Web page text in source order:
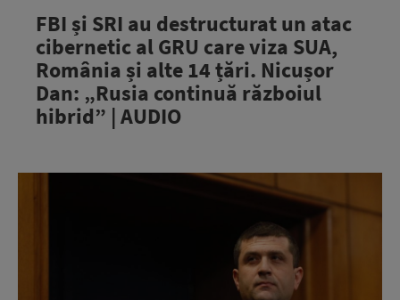
FBI și SRI au destructurat un atac
cibernetic al GRU care viza SUA,
România și alte 14 țări. Nicușor
Dan: „Rusia continuă războiul
hibrid” | AUDIO